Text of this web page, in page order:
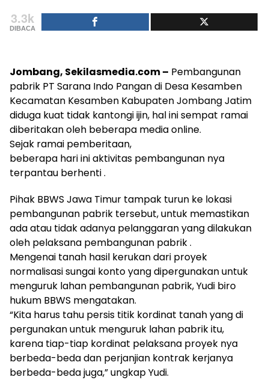
3.3k
DIBACA
Jombang, Sekilasmedia.com – Pembangunan
pabrik PT Sarana Indo Pangan di Desa Kesamben
Kecamatan Kesamben Kabupaten Jombang Jatim
diduga kuat tidak kantongi ijin, hal ini sempat ramai
diberitakan oleh beberapa media online.
Sejak ramai pemberitaan,
beberapa hari ini aktivitas pembangunan nya
terpantau berhenti .
Pihak BBWS Jawa Timur tampak turun ke lokasi
pembangunan pabrik tersebut, untuk memastikan
ada atau tidak adanya pelanggaran yang dilakukan
oleh pelaksana pembangunan pabrik .
Mengenai tanah hasil kerukan dari proyek
normalisasi sungai konto yang dipergunakan untuk
menguruk lahan pembangunan pabrik, Yudi biro
hukum BBWS mengatakan.
“Kita harus tahu persis titik kordinat tanah yang di
pergunakan untuk menguruk lahan pabrik itu,
karena tiap-tiap kordinat pelaksana proyek nya
berbeda-beda dan perjanjian kontrak kerjanya
berbeda-beda juga,” ungkap Yudi.